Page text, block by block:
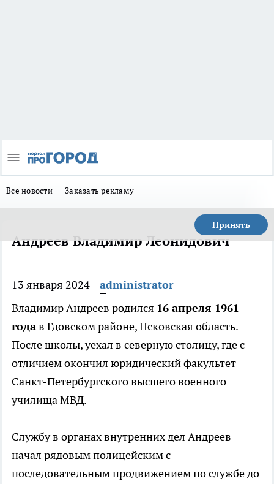
Все новости Заказать рекламу
Принять
Андреев Владимир Леонидович
13 января 2024
administrator
Владимир Андреев родился 16 апреля 1961
годав Гдовском районе, Псковская область.
После школы, уехал в северную столицу, где с
отличием окончил юридический факультет
Санкт-Петербургского высшего военного
училища МВД.
Службу в органах внутренних дел Андреев
начал рядовым полицейским с
последовательным продвижением по службе до